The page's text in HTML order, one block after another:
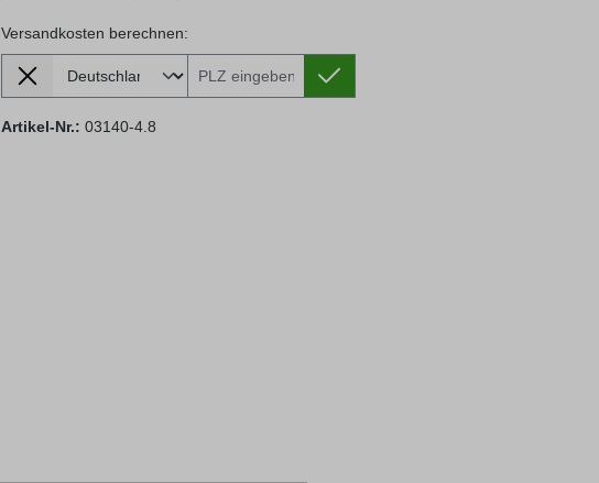
Versandkosten berechnen:
Lieferland
Versandkosten berechnen:
Artikel-Nr.: 03140-4.8